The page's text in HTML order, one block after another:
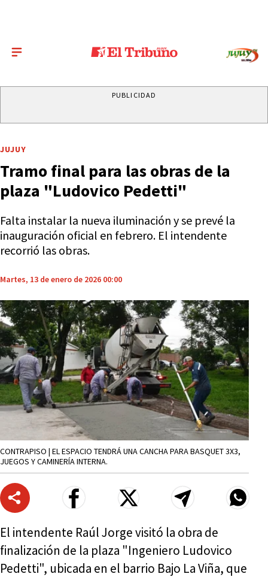
PUBLICIDAD
JUJUY
Tramo final para las obras de la
plaza "Ludovico Pedetti"
Falta instalar la nueva iluminación y se prevé la
inauguración oficial en febrero. El intendente
recorrió las obras.
Martes, 13 de enero de 2026 00:00
CONTRAPISO | EL ESPACIO TENDRÁ UNA CANCHA PARA BASQUET 3X3,
JUEGOS Y CAMINERÍA INTERNA.
El intendente Raúl Jorge visitó la obra de
finalización de la plaza "Ingeniero Ludovico
Pedetti", ubicada en el barrio Bajo La Viña, que